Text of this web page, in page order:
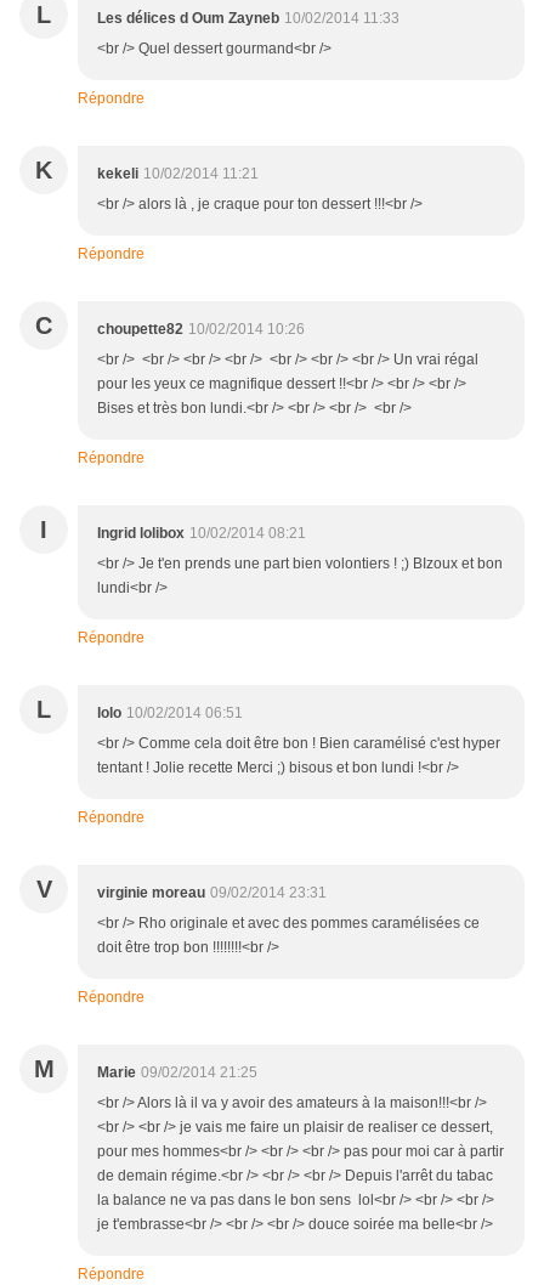
L Les délices d Oum Zayneb 10/02/2014 11:33
<br /> Quel dessert gourmand<br />
Répondre
K kekeli 10/02/2014 11:21
<br /> alors là , je craque pour ton dessert !!!<br />
Répondre
C choupette82 10/02/2014 10:26
<br /> <br /> <br /> <br /> <br /> <br /> <br /> Un vrai régal
pour les yeux ce magnifique dessert !!<br /> <br /> <br />
Bises et très bon lundi.<br /> <br /> <br /> <br />
Répondre
I Ingrid lolibox 10/02/2014 08:21
<br /> Je t'en prends une part bien volontiers ! ;) BIzoux et bon
lundi<br />
Répondre
L lolo 10/02/2014 06:51
<br /> Comme cela doit être bon ! Bien caramélisé c'est hyper
tentant ! Jolie recette Merci ;) bisous et bon lundi !<br />
Répondre
V virginie moreau 09/02/2014 23:31
<br /> Rho originale et avec des pommes caramélisées ce
doit être trop bon !!!!!!!!<br />
Répondre
M Marie 09/02/2014 21:25
<br /> Alors là il va y avoir des amateurs à la maison!!!<br />
<br /> <br /> je vais me faire un plaisir de realiser ce dessert,
pour mes hommes<br /> <br /> <br /> pas pour moi car à partir
de demain régime.<br /> <br /> <br /> Depuis l'arrêt du tabac
la balance ne va pas dans le bon sens lol<br /> <br /> <br />
je t'embrasse<br /> <br /> <br /> douce soirée ma belle<br />
Répondre